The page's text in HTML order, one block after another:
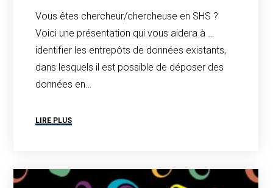
Vous êtes chercheur/chercheuse en SHS ?
Voici une présentation qui vous aidera à …
identifier les entrepôts de données existants,
dans lesquels il est possible de déposer des
données en…
LIRE PLUS